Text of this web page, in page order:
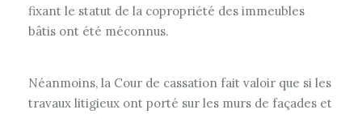
fixant le statut de la copropriété des immeubles
bâtis ont été méconnus.
Néanmoins, la Cour de cassation fait valoir que si les
travaux litigieux ont porté sur les murs de façades et